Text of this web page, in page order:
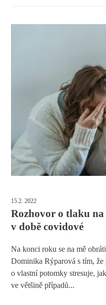
15.2. 2022
Rozhovor o tlaku
v době covidové
Na konci roku se na mě
Dominika Rýparová s tím, že
o vlastní potomky stresuje,
ve většině případů...